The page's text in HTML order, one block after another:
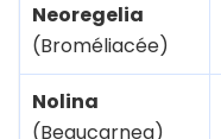
Neoregelia
(Broméliacée)
Nolina
(Beaucarnea)